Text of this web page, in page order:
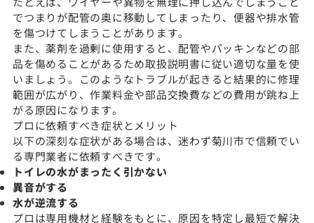
でつまりが配管の奥に移動してしまったり、便器や排水管
を傷つけてしまうことがあります。
また、薬剤を過剰に使用すると、配管やパッキンなどの部
品を傷めることがあるため取扱説明書に従い適切な量を使
いましょう。このようなトラブルが起きると結果的に修理
範囲が広がり、作業料金や部品交換費などの費用が跳ね上
がる原因になります。
プロに依頼すべき症状とメリット
以下の深刻な症状がある場合は、迷わず菊川市で信頼でい
る専門業者に依頼すべきです。
トイレの水がまったく引かない
異音がする
水が逆流する
プロは専用機材と経験をもとに、原因を特定し最短で解決